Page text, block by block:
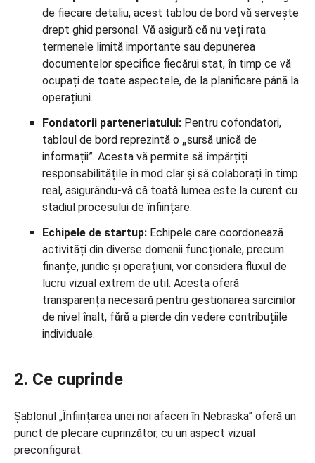
de fiecare detaliu, acest tablou de bord vă servește
drept ghid personal. Vă asigură că nu veți rata
termenele limită importante sau depunerea
documentelor specifice fiecărui stat, în timp ce vă
ocupați de toate aspectele, de la planificare până la
operațiuni.
Fondatorii parteneriatului: Pentru cofondatori,
tabloul de bord reprezintă o „sursă unică de
informații”. Acesta vă permite să împărțiți
responsabilitățile în mod clar și să colaborați în timp
real, asigurându-vă că toată lumea este la curent cu
stadiul procesului de înființare.
Echipele de startup: Echipele care coordonează
activități din diverse domenii funcționale, precum
finanțe, juridic și operațiuni, vor considera fluxul de
lucru vizual extrem de util. Acesta oferă
transparența necesară pentru gestionarea sarcinilor
de nivel înalt, fără a pierde din vedere contribuțiile
individuale.
2. Ce cuprinde
Șablonul „Înființarea unei noi afaceri în Nebraska” oferă un
punct de plecare cuprinzător, cu un aspect vizual
preconfigurat: